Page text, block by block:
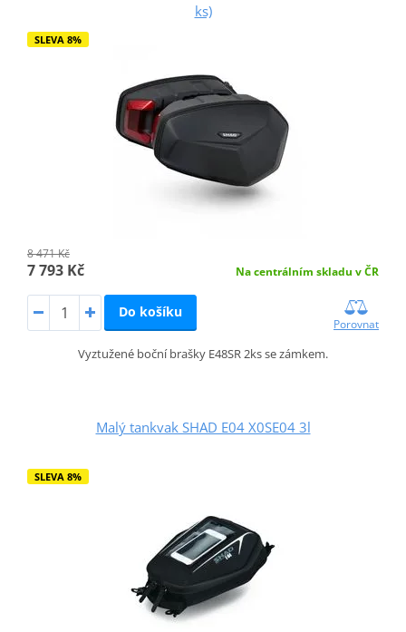
ks)
SLEVA 8%
8 471 Kč
7 793 Kč Na centrálním skladu v ČR
Do košíku
Porovnat
Vyztužené boční brašky E48SR 2ks se zámkem.
Malý tankvak SHAD E04 X0SE04 3l
SLEVA 8%